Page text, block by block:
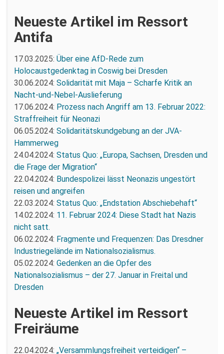
Neueste Artikel im Ressort
Antifa
17.03.2025: Über eine AfD-Rede zum
Holocaustgedenktag in Coswig bei Dresden
30.06.2024: Solidarität mit Maja – Scharfe Kritik an
Nacht-und-Nebel-Auslieferung
17.06.2024: Prozess nach Angriff am 13. Februar 2022:
Straffreiheit für Neonazi
06.05.2024: Solidaritätskundgebung an der JVA-
Hammerweg
24.04.2024: Status Quo: „Europa, Sachsen, Dresden und
die Frage der Migration“
22.04.2024: Bundespolizei lässt Neonazis ungestört
reisen und angreifen
22.03.2024: Status Quo: „Endstation Abschiebehaft“
14.02.2024: 11. Februar 2024: Diese Stadt hat Nazis
nicht satt.
06.02.2024: Fragmente und Frequenzen: Das Dresdner
Industriegelände im Nationalsozialismus.
05.02.2024: Gedenken an die Opfer des
Nationalsozialismus – der 27. Januar in Freital und
Dresden
Neueste Artikel im Ressort
Freiräume
22.04.2024: „Versammlungsfreiheit verteidigen“ –